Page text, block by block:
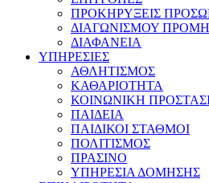
ΠΡΟΚΗΡΥΞΕΙΣ
ΔΙΑΓΩΝΙΣΜΟΥ
ΔΙΑΦΑΝΕΙΑ
ΥΠΗΡΕΣΙΕΣ
ΑΘΛΗΤΙΣΜΟΣ
ΚΑΘΑΡΙΟΤΗΤΑ
ΚΟΙΝΩΝΙΚΗ
ΠΑΙΔΕΙΑ
ΠΑΙΔΙΚΟΙ ΣΤΑΘΜΟΙ
ΠΟΛΙΤΙΣΜΟΣ
ΠΡΑΣΙΝΟ
ΥΠΗΡΕΣΙΑ ΔΟΜΗΣΗΣ